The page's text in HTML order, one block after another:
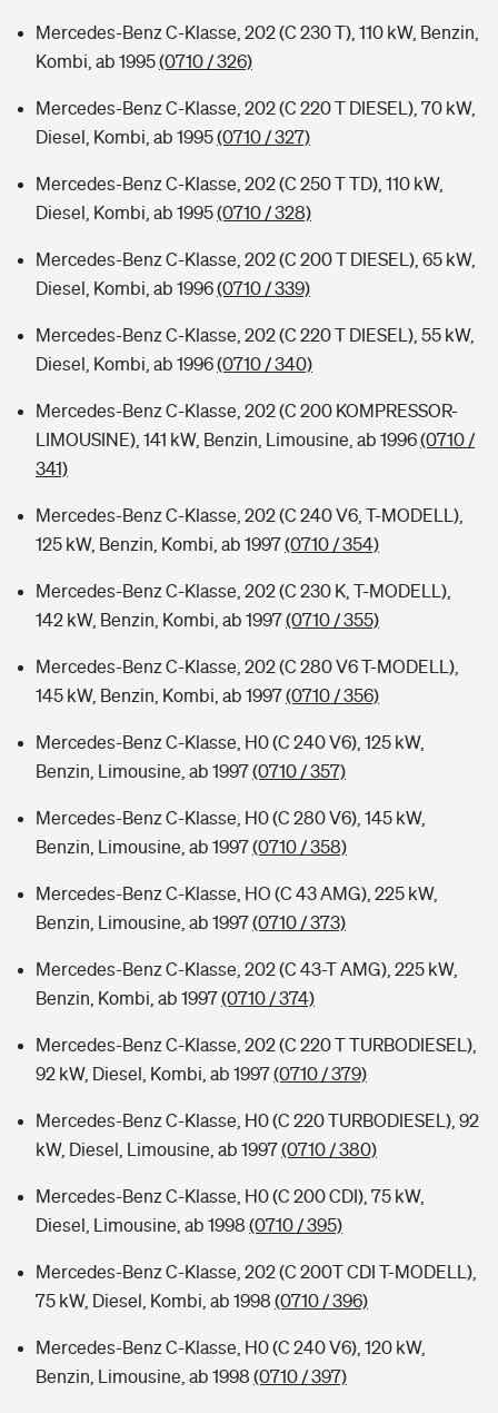
Mercedes-Benz C-Klasse, 202 (C 230 T), 110 kW, Benzin,
Kombi, ab 1995(0710 / 326)
Mercedes-Benz C-Klasse, 202 (C 220 T DIESEL), 70 kW,
Diesel, Kombi, ab 1995(0710 / 327)
Mercedes-Benz C-Klasse, 202 (C 250 T TD), 110 kW,
Diesel, Kombi, ab 1995(0710 / 328)
Mercedes-Benz C-Klasse, 202 (C 200 T DIESEL), 65 kW,
Diesel, Kombi, ab 1996(0710 / 339)
Mercedes-Benz C-Klasse, 202 (C 220 T DIESEL), 55 kW,
Diesel, Kombi, ab 1996(0710 / 340)
Mercedes-Benz C-Klasse, 202 (C 200 KOMPRESSOR-
LIMOUSINE), 141 kW, Benzin, Limousine, ab 1996(0710 /
341)
Mercedes-Benz C-Klasse, 202 (C 240 V6, T-MODELL),
125 kW, Benzin, Kombi, ab 1997(0710 / 354)
Mercedes-Benz C-Klasse, 202 (C 230 K, T-MODELL),
142 kW, Benzin, Kombi, ab 1997(0710 / 355)
Mercedes-Benz C-Klasse, 202 (C 280 V6 T-MODELL),
145 kW, Benzin, Kombi, ab 1997(0710 / 356)
Mercedes-Benz C-Klasse, H0 (C 240 V6), 125 kW,
Benzin, Limousine, ab 1997(0710 / 357)
Mercedes-Benz C-Klasse, H0 (C 280 V6), 145 kW,
Benzin, Limousine, ab 1997(0710 / 358)
Mercedes-Benz C-Klasse, HO (C 43 AMG), 225 kW,
Benzin, Limousine, ab 1997(0710 / 373)
Mercedes-Benz C-Klasse, 202 (C 43-T AMG), 225 kW,
Benzin, Kombi, ab 1997(0710 / 374)
Mercedes-Benz C-Klasse, 202 (C 220 T TURBODIESEL),
92 kW, Diesel, Kombi, ab 1997(0710 / 379)
Mercedes-Benz C-Klasse, H0 (C 220 TURBODIESEL), 92
kW, Diesel, Limousine, ab 1997(0710 / 380)
Mercedes-Benz C-Klasse, H0 (C 200 CDI), 75 kW,
Diesel, Limousine, ab 1998 (0710 / 395)
Mercedes-Benz C-Klasse, 202 (C 200T CDI T-MODELL),
75 kW, Diesel, Kombi, ab 1998 (0710 / 396)
Mercedes-Benz C-Klasse, H0 (C 240 V6), 120 kW,
Benzin, Limousine, ab 1998 (0710 / 397)